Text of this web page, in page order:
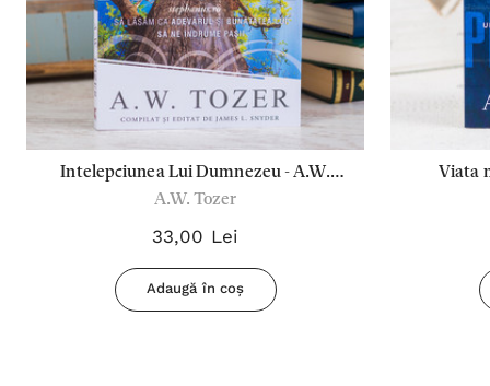
Intelepciunea Lui Dumnezeu - A.W.
Tozer
A.W. Tozer
33,00 Lei
Adaugă în coș
Viata